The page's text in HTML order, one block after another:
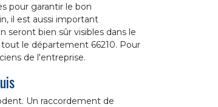
pour garantir le bon
il est aussi important
seront bien sûr visibles dans le
le département 66210. Pour
de l'entreprise.
Un raccordement de